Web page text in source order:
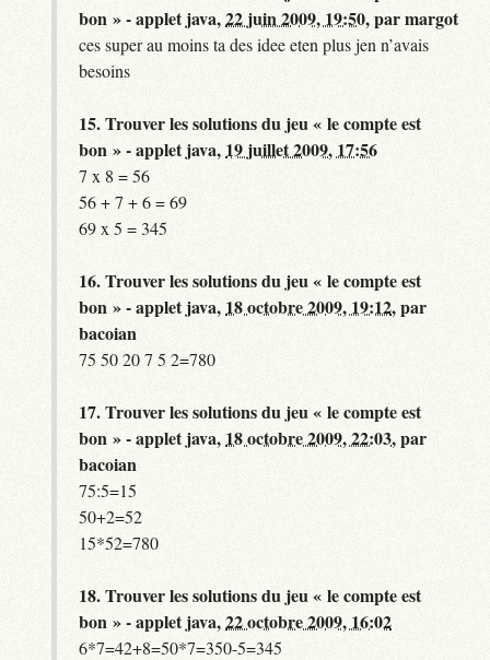
bon » - applet java,22 juin 2009, 19:50,parmargot
ces super au moins ta des idee eten plus jen n’avais
besoins
15.Trouver les solutions du jeu « le compte est
bon » - applet java, 19 juillet 2009, 17:56
7 x 8 = 56
56 + 7 + 6 = 69
69 x 5 = 345
16.Trouver les solutions du jeu « le compte est
bon » - applet java, 18 octobre 2009, 19:12,par
bacoian
75 50 20 7 5 2=780
17.Trouver les solutions du jeu « le compte est
bon » - applet java, 18 octobre 2009, 22:03,par
bacoian
75:5=15
50+2=52
15*52=780
18.Trouver les solutions du jeu « le compte est
bon » - applet java,22 octobre 2009, 16:02
6*7=42+8=50*7=350-5=345